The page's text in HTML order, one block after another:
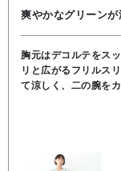
爽やかなグリーン
胸元はデコルテをス
リと広がるフリルス
て涼しく、二の腕を
体にフィットしてウ
ウエストには付属の
の生地を使用🌿 スカ